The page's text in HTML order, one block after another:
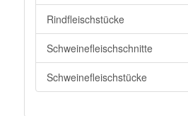
Rindfleischstücke
Schweinefleischschnitte
Schweinefleischstücke